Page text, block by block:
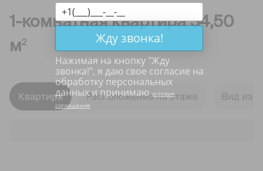
1-комнатная квартира 34,50
м2
Квартира Расположение на этаже Вид из
Жду звонка!
Нажимая на кнопку "Жду
звонка!", я даю свое согласие на
обработку персональных
данных и принимаюусловия
соглашения